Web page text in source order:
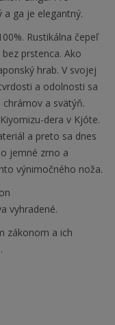
ga je elegantný.
Rustikálna čepeľ
prstenca. Ako
hrab. V svojej
a odolnosti sa
a svätýň.
dera v Kjóte.
a preto sa dnes
jemné zrno a
výnimočného noža.
vyhradené.
zákonom a ich